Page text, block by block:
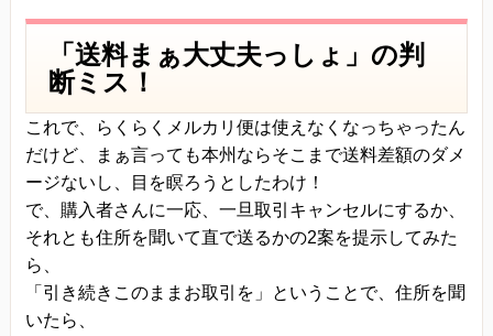
通じて当方にまずご連絡ください。
内容確認後、折り返しメールでの連絡をした後、
適切な処理ができるよう努めます。
「送料まぁ大丈夫っしょ」の判
断ミス！
これで、らくらくメルカリ便は使えなくなっちゃったん
だけど、まぁ言っても本州ならそこまで送料差額のダメ
ージないし、目を瞑ろうとしたわけ！
で、購入者さんに一応、一旦取引キャンセルにするか、
それとも住所を聞いて直で送るかの2案を提示してみた
ら、
「引き続きこのままお取引を」ということで、住所を聞
いたら、